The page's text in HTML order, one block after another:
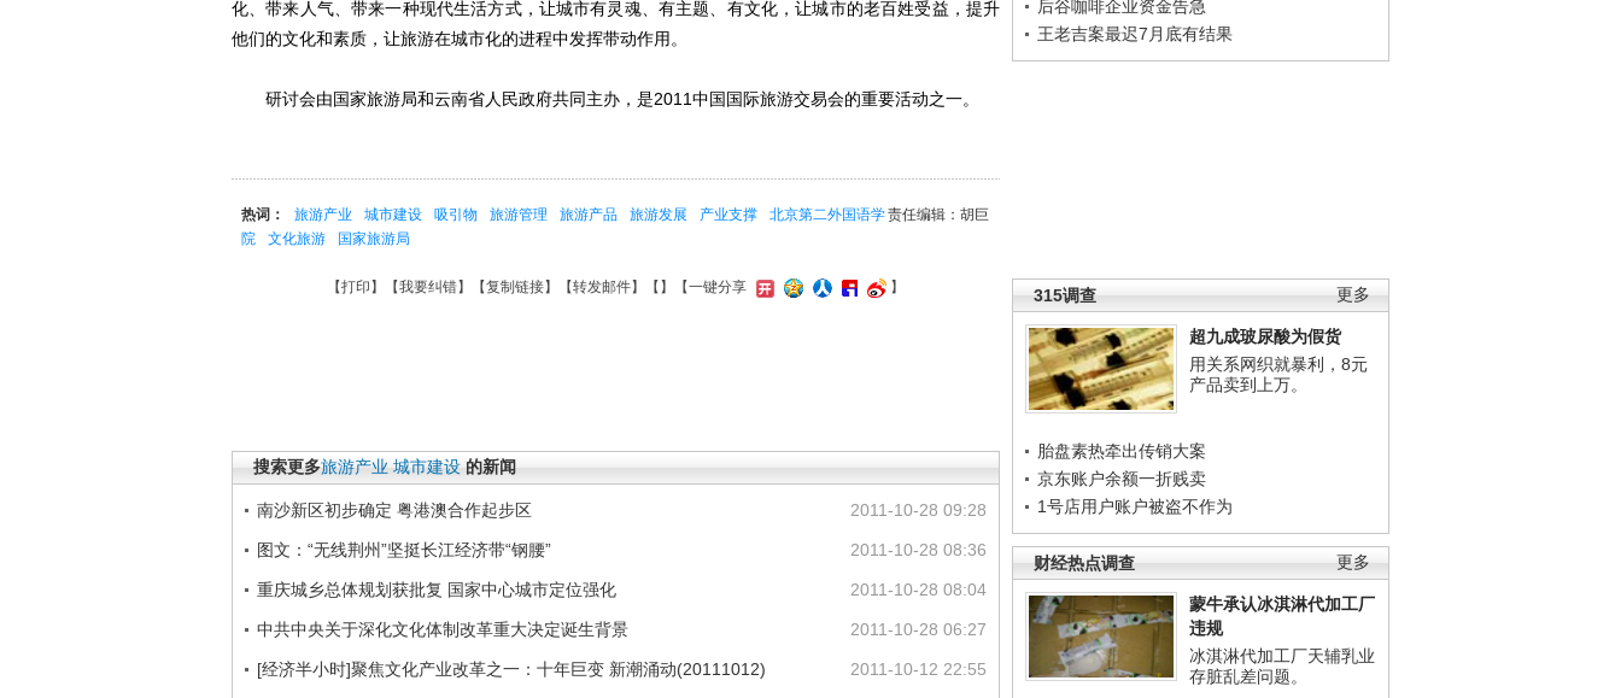
后谷咖啡企业资金告急
王老吉案最迟7月底有结果
更多
315调查
超九成玻尿酸为假货
用关系网织就暴利，8元
产品卖到上万。
胎盘素热牵出传销大案
京东账户余额一折贱卖
1号店用户账户被盗不作为
更多
财经热点调查
蒙牛承认冰淇淋代加工厂
违规
冰淇淋代加工厂天辅乳业
存脏乱差问题。
化、带来人气、带来一种现代生活方式，让城市有灵魂、有主题、有文化，让城市的老百姓受益，提升
他们的文化和素质，让旅游在城市化的进程中发挥带动作用。
研讨会由国家旅游局和云南省人民政府共同主办，是2011中国国际旅游交易会的重要活动之一。
责任编辑：胡巨
热词： 旅游产业 城市建设 吸引物 旅游管理 旅游产品 旅游发展 产业支撑
北京第二外国语学
院
文化旅游 国家旅游局
【打印 】【我要纠错】【复制链接】【转发邮件】【 】 【一键分享 】
搜索更多旅游产业 城市建设 的新闻
2011-10-28 09:28
南沙新区初步确定 粤港澳合作起步区
2011-10-28 08:36
图文：“无线荆州”坚挺长江经济带“钢腰”
2011-10-28 08:04
重庆城乡总体规划获批复 国家中心城市定位强化
2011-10-28 06:27
中共中央关于深化文化体制改革重大决定诞生背景
2011-10-12 22:55
[经济半小时]聚焦文化产业改革之一：十年巨变 新潮涌动(20111012)